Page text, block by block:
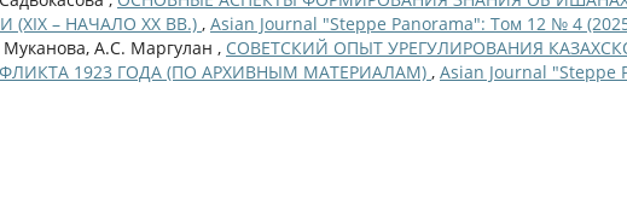
– НАЧАЛО XX ВВ.) , Asian Journal "Steppe Panorama": Том 12 № 4
А.С. Маргулан , СОВЕТСКИЙ ОПЫТ УРЕГУЛИРОВАНИЯ
1923 ГОДА (ПО АРХИВНЫМ МАТЕРИАЛАМ) , Asian Journal "Steppe